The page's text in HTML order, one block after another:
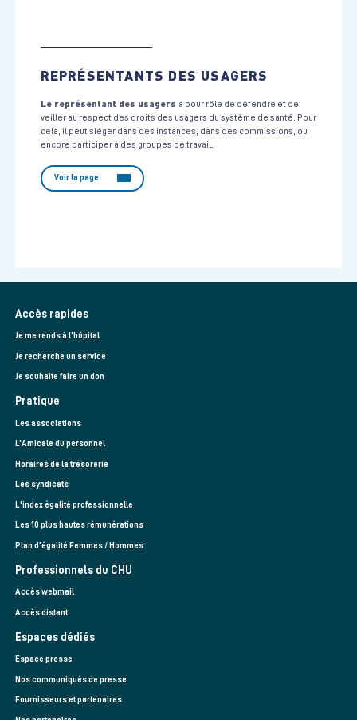
REPRÉSENTANTS DES USAGERS
Le représentant des usagers a pour rôle de défendre et de
veiller au respect des droits des usagers du système de santé. Pour
cela, il peut siéger dans des instances, dans des commissions, ou
encore participer à des groupes de travail.
Voir la page
Accès rapides
Je me rends à l'hôpital
Je recherche un service
Je souhaite faire un don
Pratique
Les associations
L’Amicale du personnel
Horaires de la trésorerie
Les syndicats
L'index égalité professionnelle
Les 10 plus hautes rémunérations
Plan d'égalité Femmes / Hommes
Professionnels du CHU
Accès webmail
Accès distant
Espaces dédiés
Espace presse
Nos communiqués de presse
Fournisseurs et partenaires